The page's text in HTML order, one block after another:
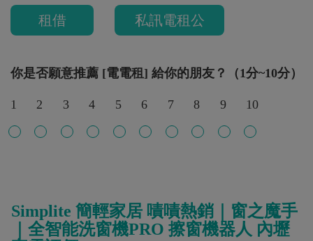
租借 私訊電租公
你是否願意推薦 [電電租] 給你的朋友？（1分~10分）
1 2 3 4 5 6 7 8 9 10
Simplite 簡輕家居 嘖嘖熱銷｜窗之魔手
｜全智能洗窗機PRO 擦窗機器人 內壢